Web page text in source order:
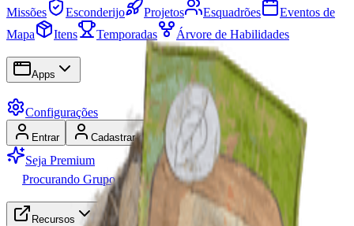
Missões
Esconderijo Projetos Esquadrões
Eventos de
Mapa
Itens Temporadas Árvore de Habilidades
Apps
Configurações
Entrar Cadastrar-se
Seja Premium
Procurando Grupo
Recursos